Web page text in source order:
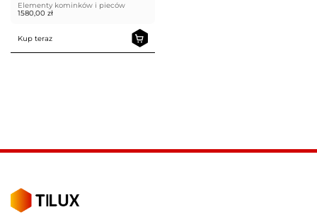
Elementy kominków i pieców
1580,00 zł
Kup teraz